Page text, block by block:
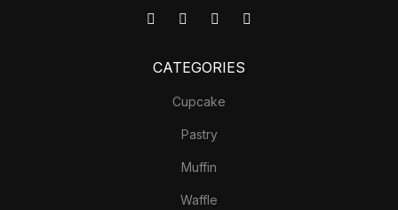
CATEGORIES
Cupcake
Pastry
Muffin
Waffle